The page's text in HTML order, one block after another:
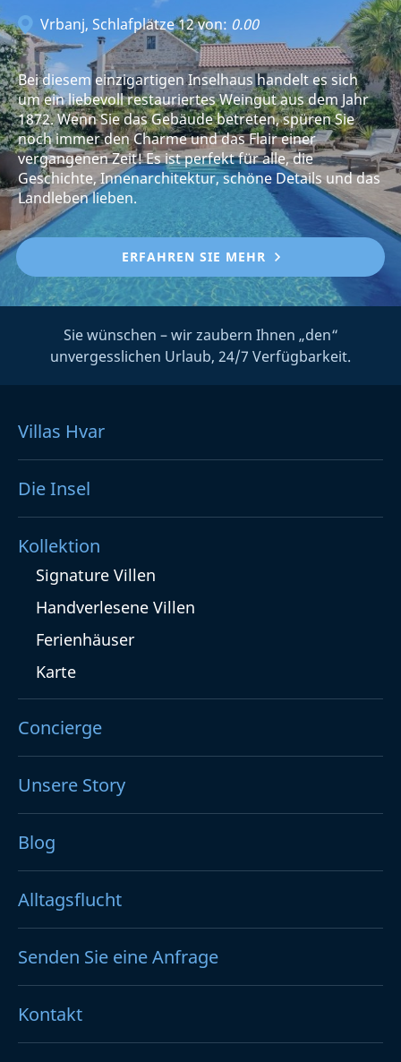
Vrbanj, Schlafplätze 12 von: 0.00
Bei diesem einzigartigen Inselhaus handelt es sich
um ein liebevoll restauriertes Weingut aus dem Jahr
1872. Wenn Sie das Gebäude betreten, spüren Sie
noch immer den Charme und das Flair einer
vergangenen Zeit! Es ist perfekt für alle, die
Geschichte, Innenarchitektur, schöne Details und das
Landleben lieben.
ERFAHREN SIE MEHR
Sie wünschen – wir zaubern Ihnen „den“
unvergesslichen Urlaub, 24/7 Verfügbarkeit.
Villas Hvar
Die Insel
Kollektion
Signature Villen
Handverlesene Villen
Ferienhäuser
Karte
Concierge
Unsere Story
Blog
Alltagsflucht
Senden Sie eine Anfrage
Kontakt